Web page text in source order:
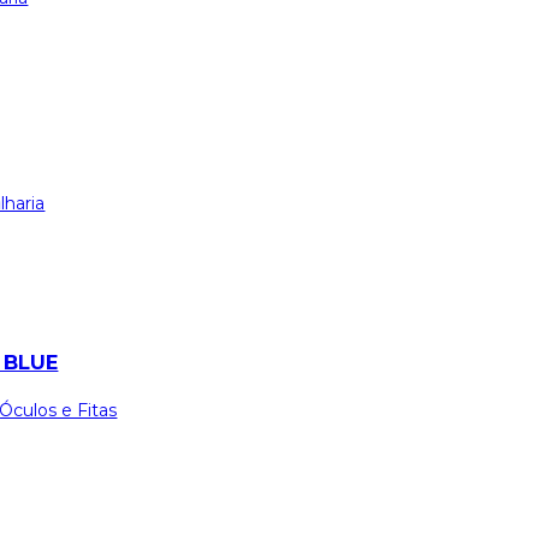
Óculos e Fitas